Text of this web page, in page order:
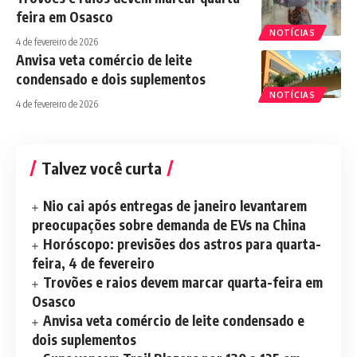
NOTÍCIAS
feira em Osasco
4 de fevereiro de 2026
NOTÍCIAS
Anvisa veta comércio de leite
condensado e dois suplementos
4 de fevereiro de 2026
Talvez você curta
Nio cai após entregas de janeiro levantarem
preocupações sobre demanda de EVs na China
Horóscopo: previsões dos astros para quarta-
feira, 4 de fevereiro
Trovões e raios devem marcar quarta-feira em
Osasco
Anvisa veta comércio de leite condensado e
dois suplementos